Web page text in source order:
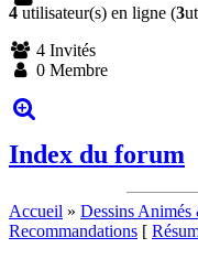
4 utilisateur(s) en ligne (3
4 Invités
0 Membre
Index du forum
Accueil » Dessins
Recommandations [